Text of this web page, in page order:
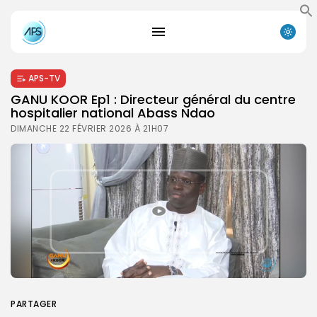
APS-TV
GANU KOOR Ep1 : Directeur général du centre
hospitalier national Abass Ndao
DIMANCHE 22 FÉVRIER 2026 À 21H07
PARTAGER